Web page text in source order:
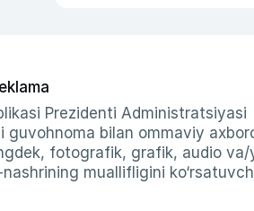
Prezidenti Administratsiyasi
guvohnoma bilan ommaviy
fotografik, grafik, audio va/
muallifligini